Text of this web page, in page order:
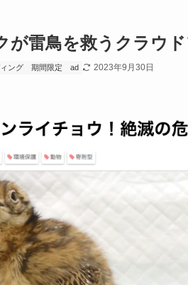
が雷鳥を救うクラウ
ング 期間限定 ad 2023年9月30日